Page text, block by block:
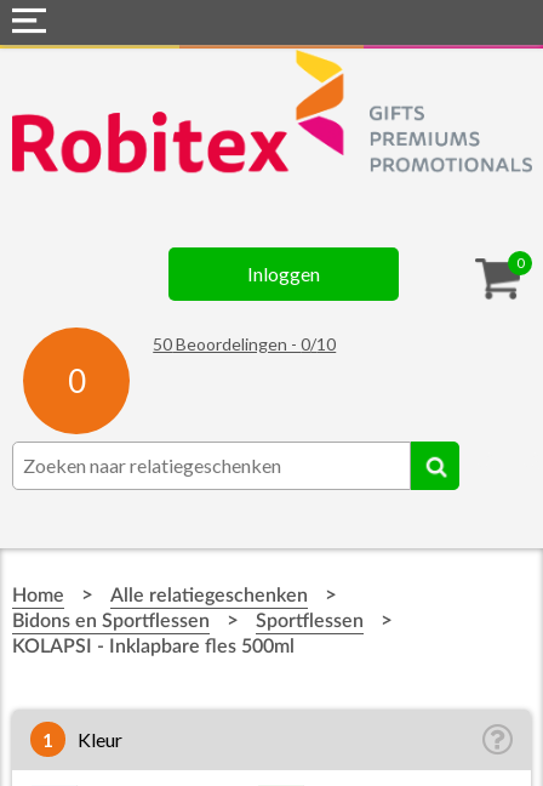
0
Inloggen
0
50Beoordelingen -0/10
Webshops
Snel naar »
Assortiment
Contact
☆ Prijsknallers ☆
Home > Alle relatiegeschenken >
Bidons en Sportflessen > Sportflessen >
KOLAPSI - Inklapbare fles 500ml
1 Kleur